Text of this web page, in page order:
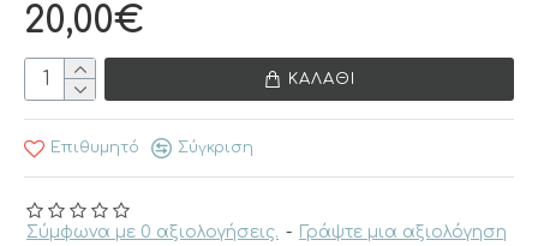
Σύμφωνα με 0 αξιολογήσεις. - Γράψτε μια αξιολόγηση
20,00€
ΚΑΛΆΘΙ
Επιθυμητό Σύγκριση